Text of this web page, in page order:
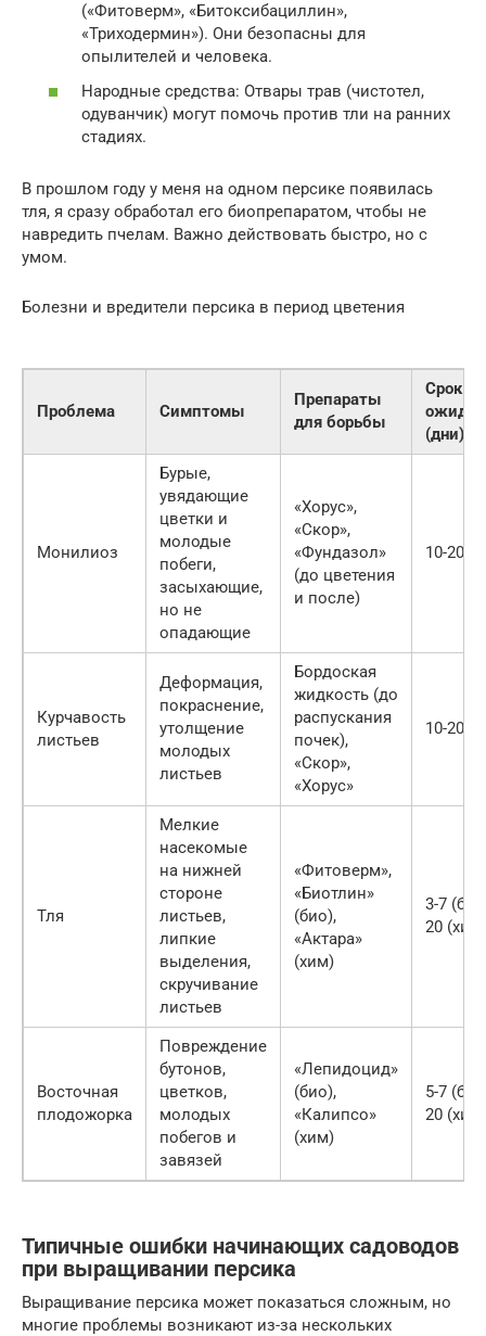
(«Фитоверм», «Битоксибациллин»,
«Триходермин»). Они безопасны для
опылителей и человека.
Народные средства: Отвары трав (чистотел,
одуванчик) могут помочь против тли на ранних
стадиях.
В прошлом году у меня на одном персике появилась
тля, я сразу обработал его биопрепаратом, чтобы не
навредить пчелам. Важно действовать быстро, но с
умом.
Болезни и вредители персика в период цветения
Проблема Симптомы
Препараты
для борьбы
Срок
(дни)
Монилиоз
Бурые,
увядающие
цветки и
молодые
побеги,
засыхающие,
но не
опадающие
«Хорус»,
«Скор»,
«Фундазол»
(до цветения
и после)
10-20
Курчавость
листьев
Деформация,
покраснение,
утолщение
молодых
листьев
Бордоская
жидкость (до
распускания
почек),
«Скор»,
«Хорус»
10-20
Тля
Мелкие
насекомые
на нижней
стороне
листьев,
липкие
выделения,
скручивание
листьев
«Фитоверм»,
«Биотлин»
(био),
«Актара»
(хим)
3-7
20 (хим)
Восточная
плодожорка
Повреждение
бутонов,
цветков,
молодых
побегов и
завязей
«Лепидоцид»
(био),
«Калипсо»
(хим)
5-7
20 (хим)
Типичные ошибки начинающих садоводов
при выращивании персика
Выращивание персика может показаться сложным, но
многие проблемы возникают из-за нескольких